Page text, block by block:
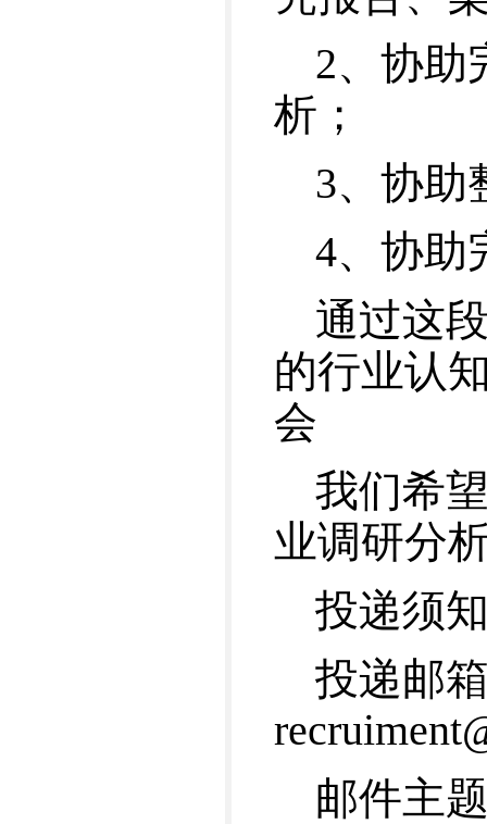
2、协助
析；
3、协助
4、协助
通过这
的行业认
会
我们希
业调研分
投递须
投递邮
邮件主